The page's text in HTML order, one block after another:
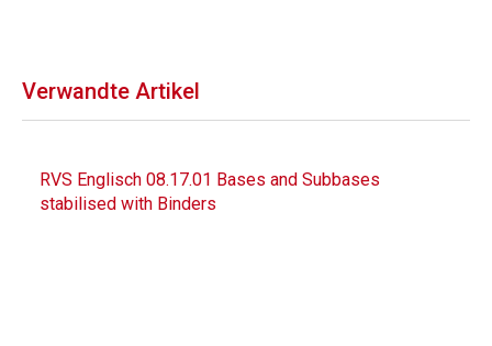
Verwandte Artikel
RVS Englisch 08.17.01 Bases and Subbases
stabilised with Binders